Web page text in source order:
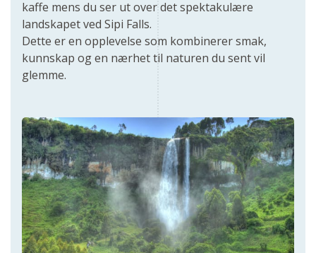
kaffe mens du ser ut over det spektakulære
landskapet ved Sipi Falls.
Dette er en opplevelse som kombinerer smak,
kunnskap og en nærhet til naturen du sent vil
glemme.